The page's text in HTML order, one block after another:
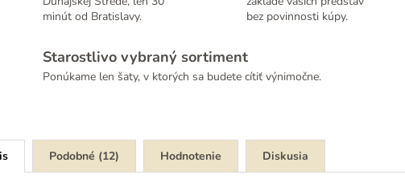
minút od Bratislavy.
bez povinnosti kúpy.
Starostlivo vybraný sortiment
Ponúkame len šaty, v ktorých sa budete cítiť výnimočne.
Podobné (12) Hodnotenie Diskusia